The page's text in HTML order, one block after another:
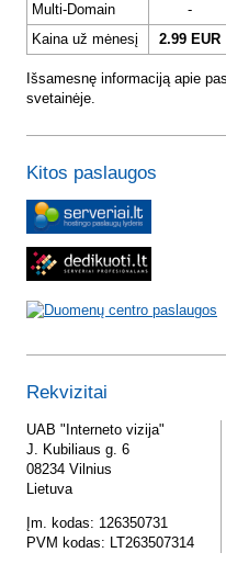
Multi-Domain
-
Kaina už mėnesį
2.99 EUR
Išsamesnę informaciją apie
svetainėje.
Kitos paslaugos
Rekvizitai
UAB "Interneto vizija"
J. Kubiliaus g. 6
08234 Vilnius
Lietuva
Įm. kodas: 126350731
PVM kodas: LT263507314